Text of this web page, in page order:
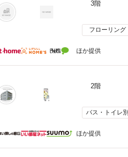
3階
フローリング
ほか提供
2階
バス・トイレ別
ほか提供